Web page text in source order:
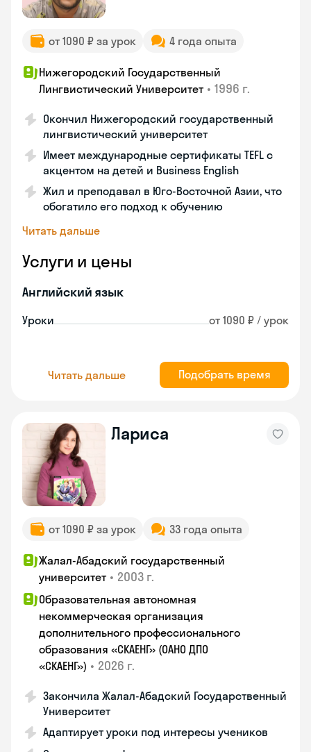
от 1090 ₽ за урок 4 года опыта
Нижегородский Государственный
Лингвистический Университет • 1996 г.
Окончил Нижегородский государственный
лингвистический университет
Имеет международные сертификаты TEFL с
акцентом на детей и Business English
Жил и преподавал в Юго-Восточной Азии, что
обогатило его подход к обучению
Читать дальше
Услуги и цены
Английский язык
Уроки от 1090 ₽ / урок
Читать дальше Подобрать время
Лариса
от 1090 ₽ за урок 33 года опыта
Жалал-Абадский государственный
университет • 2003 г.
Образовательная автономная
некоммерческая организация
дополнительного профессионального
образования «СКАЕНГ» (ОАНО ДПО
«СКАЕНГ») • 2026 г.
Закончилa Жалал-Абадский Государственный
Университет
Адаптирует уроки под интересы учеников